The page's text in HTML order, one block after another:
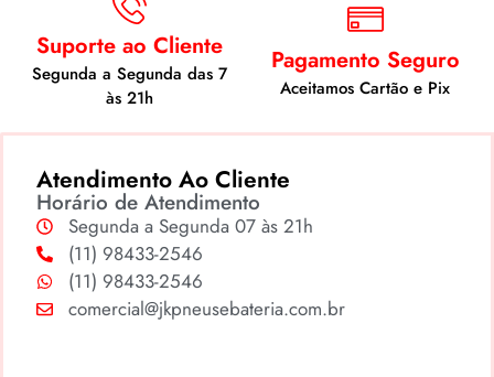
Suporte ao Cliente
Segunda a Segunda das 7
às 21h
Pagamento Seguro
Aceitamos Cartão e Pix
Atendimento Ao Cliente
Horário de Atendimento
Segunda a Segunda 07 às 21h
(11) 98433-2546
(11) 98433-2546
comercial@jkpneusebateria.com.br